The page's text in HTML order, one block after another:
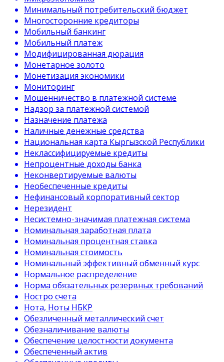
Минимальный потребительский бюджет
Многосторонние кредиторы
Мобильный банкинг
Мобильный платеж
Модифицированная дюрация
Монетарное золото
Монетизация экономики
Мониторинг
Мошенничество в платежной системе
Надзор за платежной системой
Назначение платежа
Наличные денежные средства
Национальная карта Кыргызской Республики
Неклассифицируемые кредиты
Непроцентные доходы банка
Неконвертируемые валюты
Необеспеченные кредиты
Нефинансовый корпоративный сектор
Нерезидент
Несистемно-значимая платежная система
Номинальная заработная плата
Номинальная процентная ставка
Номинальная стоимость
Номинальный эффективный обменный курс
Нормальное распределение
Норма обязательных резервных требований
Ностро счета
Нота, Ноты НБКР
Обезличенный металлический счет
Обезналичивание валюты
Обеспечение целостности документа
Обеспеченный актив